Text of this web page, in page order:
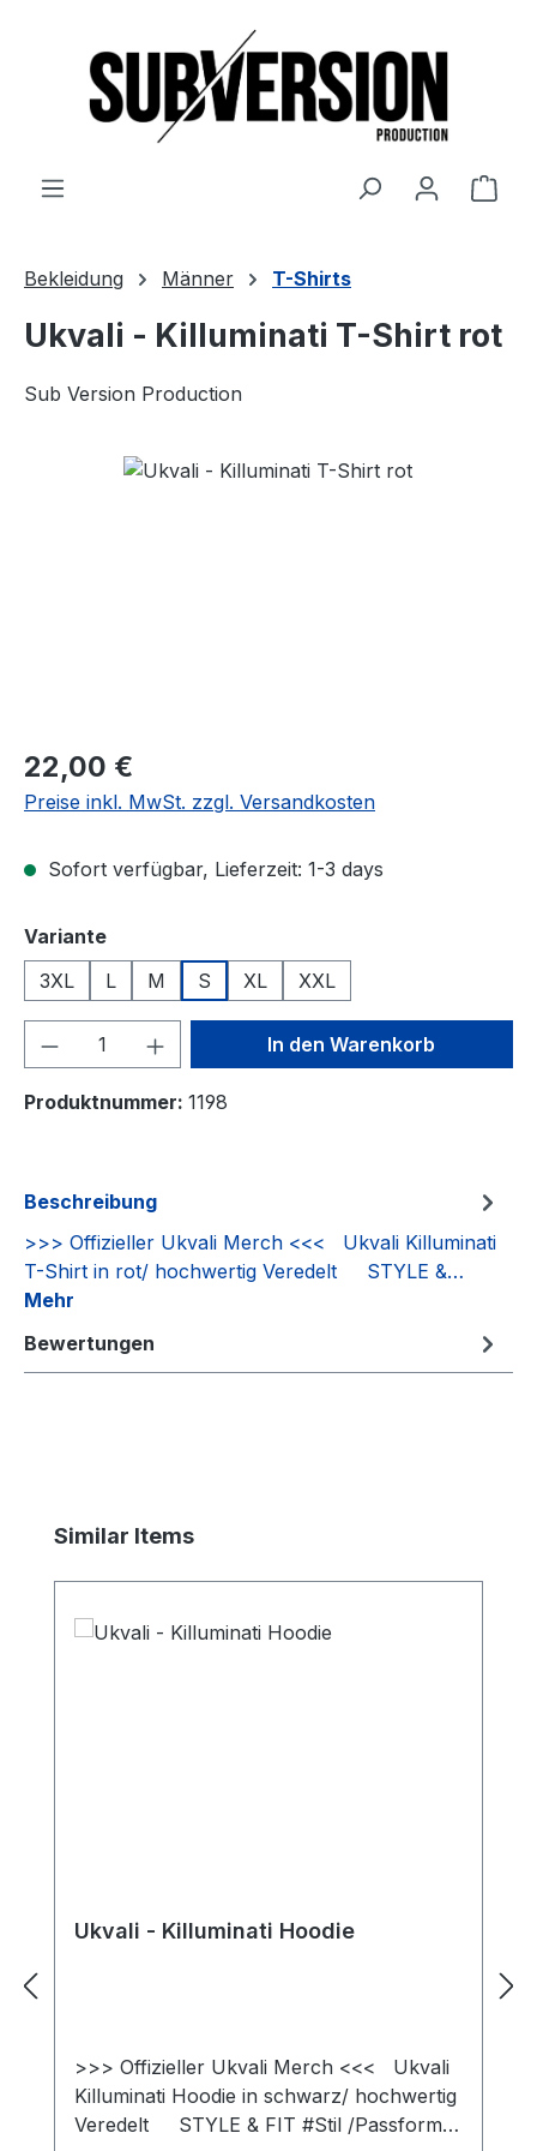
Bekleidung Männer T-Shirts
Ukvali - Killuminati T-Shirt rot
Sub Version Production
Regulärer Preis:
22,00 €
Preise inkl. MwSt. zzgl. Versandkosten
Sofort verfügbar, Lieferzeit: 1-3 days
Varianteauswählen
3XL
L M S XL XXL
Produkt Anzahl: Gib denIn den Warenkorb
Produktnummer: 1198
Beschreibung
>>> Offizieller Ukvali Merch <<< Ukvali Killuminati
T-Shirt in rot/ hochwertig Veredelt STYLE &…
Mehr
Bewertungen
Produktgalerie überspringen
Similar Items
Ukvali - Killuminati Hoodie
>>> Offizieller Ukvali Merch <<< Ukvali
Killuminati Hoodie in schwarz/ hochwertig
Veredelt STYLE & FIT #Stil /Passform